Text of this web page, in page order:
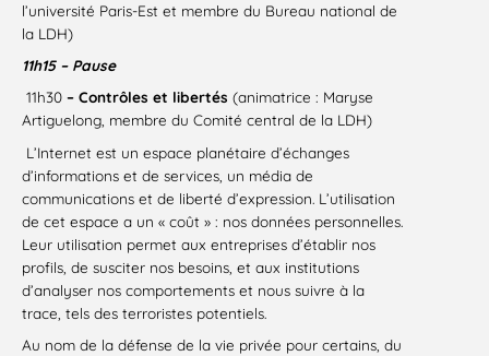
l’université Paris-Est et membre du Bureau national de
la LDH)
11h15 – Pause
11h30 – Contrôles et libertés (animatrice : Maryse
Artiguelong, membre du Comité central de la LDH)
L’Internet est un espace planétaire d’échanges
d’informations et de services, un média de
communications et de liberté d’expression. L’utilisation
de cet espace a un « coût » : nos données personnelles.
Leur utilisation permet aux entreprises d’établir nos
profils, de susciter nos besoins, et aux institutions
d’analyser nos comportements et nous suivre à la
trace, tels des terroristes potentiels.
Au nom de la défense de la vie privée pour certains, du